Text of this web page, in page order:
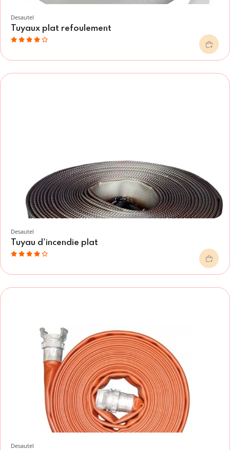
Desautel
Tuyaux plat refoulement
Desautel
Tuyau d'incendie plat
Desautel